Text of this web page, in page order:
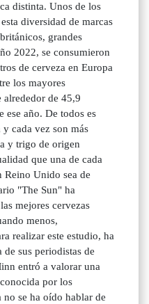
distinta. Unos de los
diversidad de marcas
grandes
2022, se consumieron
de cerveza en Europa
los mayores
alrededor de 45,9
ese año. De todos es
cada vez son más
y trigo de origen
que una de cada
Reino Unido sea de
"The Sun" ha
mejores cervezas
menos,
realizar este estudio, ha
sus periodistas de
entró a valorar una
por los
no se ha oído hablar de